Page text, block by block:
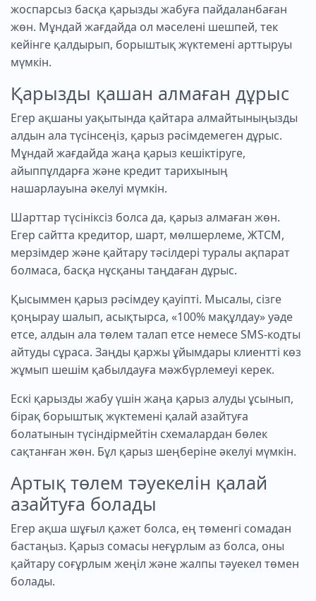
жоспарсыз басқа қарызды жабуға пайдаланбаған
жөн. Мұндай жағдайда ол мәселені шешпей, тек
кейінге қалдырып, борыштық жүктемені арттыруы
мүмкін.
Қарызды қашан алмаған дұрыс
Егер ақшаны уақытында қайтара алмайтыныңызды
алдын ала түсінсеңіз, қарыз рәсімдемеген дұрыс.
Мұндай жағдайда жаңа қарыз кешіктіруге,
айыппұлдарға және кредит тарихының
нашарлауына әкелуі мүмкін.
Шарттар түсініксіз болса да, қарыз алмаған жөн.
Егер сайтта кредитор, шарт, мөлшерлеме, ЖТСМ,
мерзімдер және қайтару тәсілдері туралы ақпарат
болмаса, басқа нұсқаны таңдаған дұрыс.
Қысыммен қарыз рәсімдеу қауіпті. Мысалы, сізге
қоңырау шалып, асықтырса, «100% мақұлдау» уәде
етсе, алдын ала төлем талап етсе немесе SMS-кодты
айтуды сұраса. Заңды қаржы ұйымдары клиентті көз
жұмып шешім қабылдауға мәжбүрлемеуі керек.
Ескі қарызды жабу үшін жаңа қарыз алуды ұсынып,
бірақ борыштық жүктемені қалай азайтуға
болатынын түсіндірмейтін схемалардан бөлек
сақтанған жөн. Бұл қарыз шеңберіне әкелуі мүмкін.
Артық төлем тәуекелін қалай
азайтуға болады
Егер ақша шұғыл қажет болса, ең төменгі сомадан
бастаңыз. Қарыз сомасы неғұрлым аз болса, оны
қайтару соғұрлым жеңіл және жалпы тәуекел төмен
болады.